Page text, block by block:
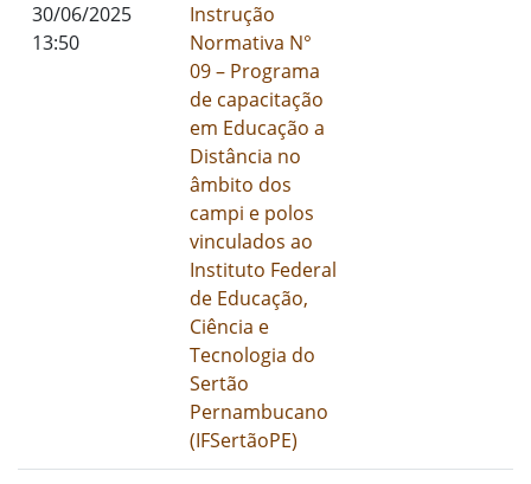
30/06/2025
13:50
Instrução
Normativa N°
09 – Programa
de capacitação
em Educação a
Distância no
âmbito dos
campi e polos
vinculados ao
Instituto Federal
de Educação,
Ciência e
Tecnologia do
Sertão
Pernambucano
(IFSertãoPE)